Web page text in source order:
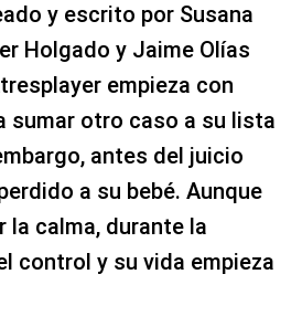
y escrito por Susana
Holgado y Jaime Olías
empieza con
sumar otro caso a su lista
antes del juicio
a su bebé. Aunque
la calma, durante la
control y su vida empieza